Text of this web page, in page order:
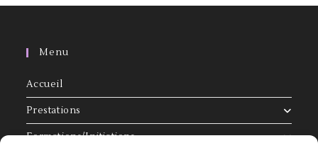
Menu
Accueil
Prestations
Formations/Initiations